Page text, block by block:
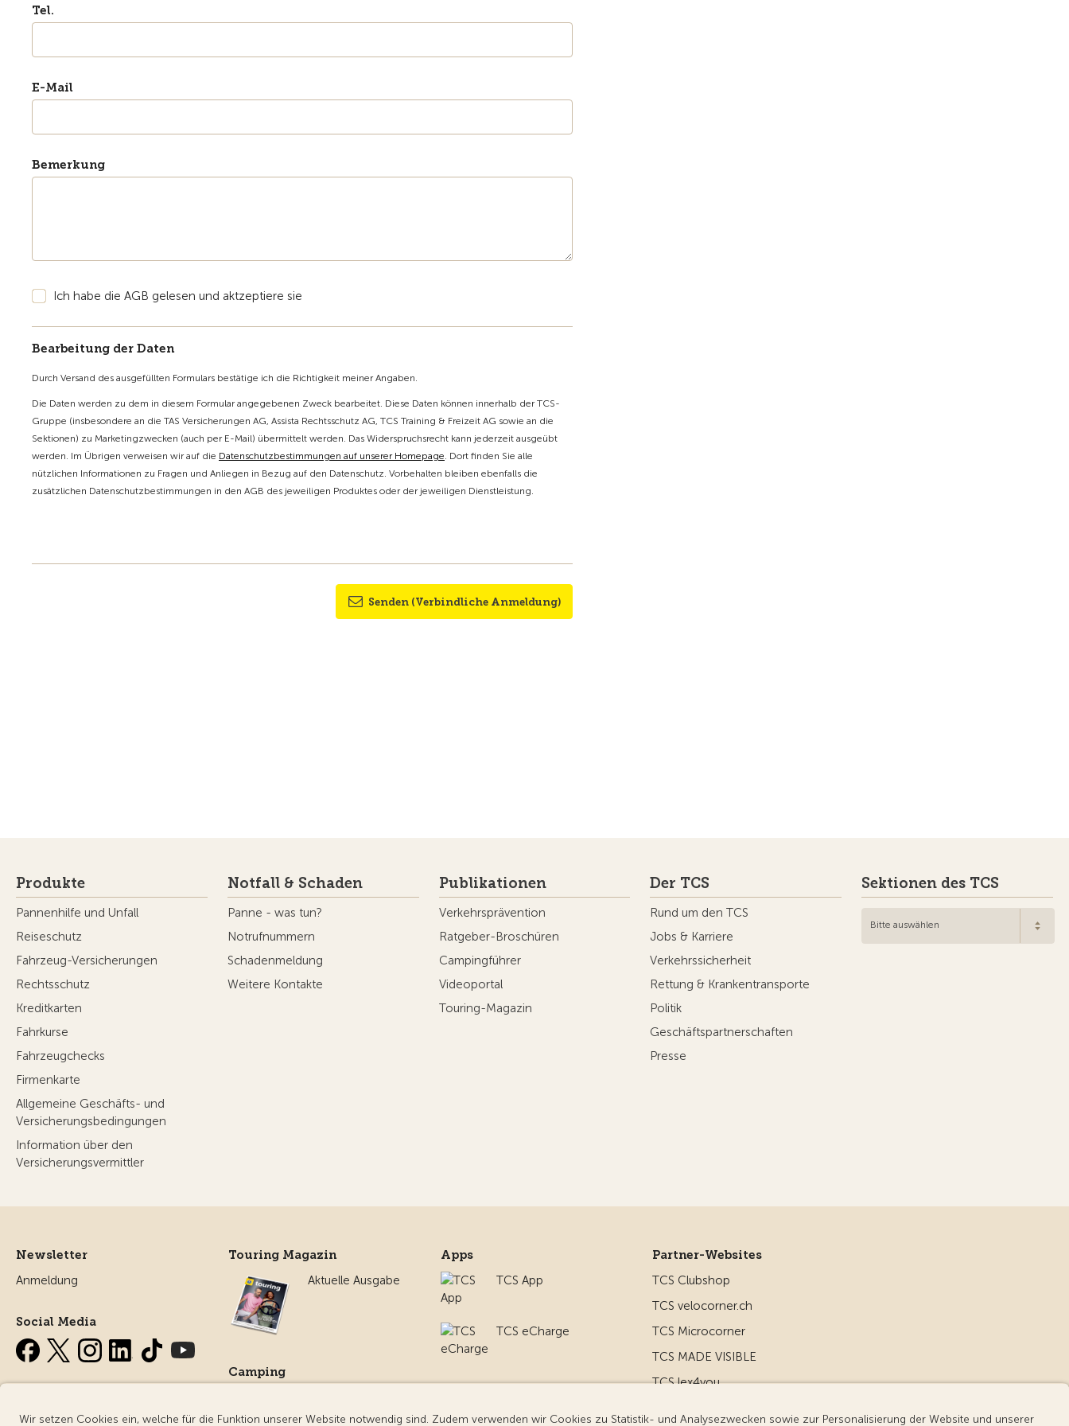
Tel.
E-Mail
Bemerkung
Ich habe die AGB gelesen und aktzeptiere sie
Bearbeitung der Daten
Durch Versand des ausgefüllten Formulars bestätige ich die Richtigkeit meiner Angaben.
Die Daten werden zu dem in diesem Formular angegebenen Zweck bearbeitet. Diese Daten können innerhalb der TCS-
Gruppe (insbesondere an die TAS Versicherungen AG, Assista Rechtsschutz AG, TCS Training & Freizeit AG sowie an die
Sektionen) zu Marketingzwecken (auch per E-Mail) übermittelt werden. Das Widerspruchsrecht kann jederzeit ausgeübt
werden. Im Übrigen verweisen wir auf die Datenschutzbestimmungen auf unserer Homepage. Dort finden Sie alle
nützlichen Informationen zu Fragen und Anliegen in Bezug auf den Datenschutz. Vorbehalten bleiben ebenfalls die
zusätzlichen Datenschutzbestimmungen in den AGB des jeweiligen Produktes oder der jeweiligen Dienstleistung.
Senden (Verbindliche Anmeldung)
Produkte
Pannenhilfe und Unfall
Reiseschutz
Fahrzeug-Versicherungen
Rechtsschutz
Kreditkarten
Fahrkurse
Fahrzeugchecks
Firmenkarte
Allgemeine Geschäfts- und
Versicherungsbedingungen
Information über den
Versicherungsvermittler
Notfall & Schaden
Panne - was tun?
Notrufnummern
Schadenmeldung
Weitere Kontakte
Publikationen
Verkehrsprävention
Ratgeber-Broschüren
Campingführer
Videoportal
Touring-Magazin
Der TCS
Rund um den TCS
Jobs & Karriere
Verkehrssicherheit
Rettung & Krankentransporte
Politik
Geschäftspartnerschaften
Presse
Sektionen des TCS
Bitte auswählen
Newsletter
Anmeldung
Social Media
Touring Magazin
Aktuelle Ausgabe
Camping
Camping
Apps
TCS App
TCS eCharge
Partner-Websites
TCS Clubshop
TCS velocorner.ch
TCS Microcorner
TCS MADE VISIBLE
TCS lex4you